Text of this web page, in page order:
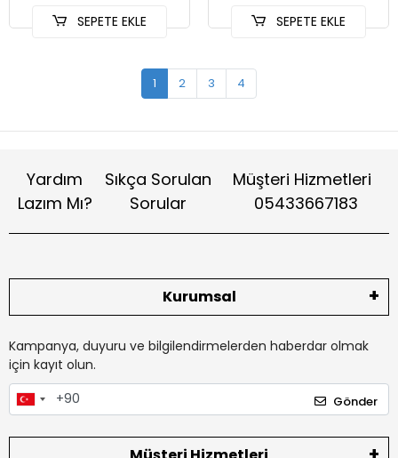
SEPETE EKLE SEPETE EKLE
1 2 3 4
Yardım
Lazım Mı?
Sıkça Sorulan
Sorular
Müşteri Hizmetleri
05433667183
Kurumsal
Kampanya, duyuru ve bilgilendirmelerden haberdar olmak
için kayıt olun.
Gönder